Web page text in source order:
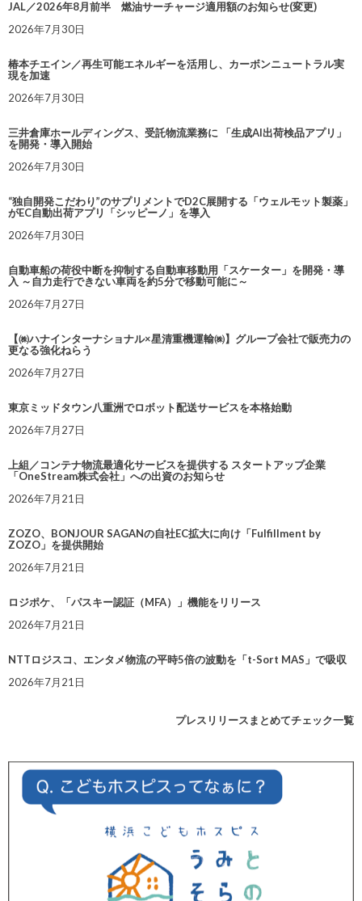
JAL／2026年8月前半 燃油サーチャージ適用額のお知らせ(変更)
2026年7月30日
椿本チエイン／再生可能エネルギーを活用し、カーボンニュートラル実
現を加速
2026年7月30日
三井倉庫ホールディングス、受託物流業務に 「生成AI出荷検品アプリ」
を開発・導入開始
2026年7月30日
“独自開発こだわり”のサプリメントでD2C展開する「ウェルモット製薬」
がEC自動出荷アプリ「シッピーノ」を導入
2026年7月30日
自動車船の荷役中断を抑制する自動車移動用「スケーター」を開発・導
入 ～自力走行できない車両を約5分で移動可能に～
2026年7月27日
【㈱ハナインターナショナル×星清重機運輸㈱】グループ会社で販売力の
更なる強化ねらう
2026年7月27日
東京ミッドタウン八重洲でロボット配送サービスを本格始動
2026年7月27日
上組／コンテナ物流最適化サービスを提供する スタートアップ企業
「OneStream株式会社」への出資のお知らせ
2026年7月21日
ZOZO、BONJOUR SAGANの自社EC拡大に向け「Fulfillment by
ZOZO」を提供開始
2026年7月21日
ロジポケ、「パスキー認証（MFA）」機能をリリース
2026年7月21日
NTTロジスコ、エンタメ物流の平時5倍の波動を「t-Sort MAS」で吸収
2026年7月21日
プレスリリースまとめてチェック一覧